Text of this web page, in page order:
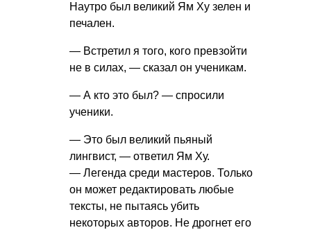
Наутро был великий Ям Ху зелен и
печален.
— Встретил я того, кого превзойти
не в силах, — сказал он ученикам.
— А кто это был? — спросили
ученики.
— Это был великий пьяный
лингвист, — ответил Ям Ху.
— Легенда среди мастеров. Только
он может редактировать любые
тексты, не пытаясь убить
некоторых авторов. Не дрогнет его